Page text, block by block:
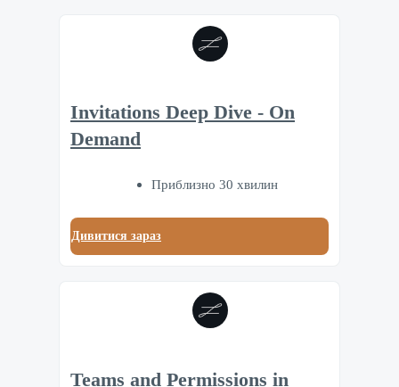
Invitations Deep Dive - On
Demand
Приблизно 30 хвилин
Дивитися зараз
Teams and Permissions in